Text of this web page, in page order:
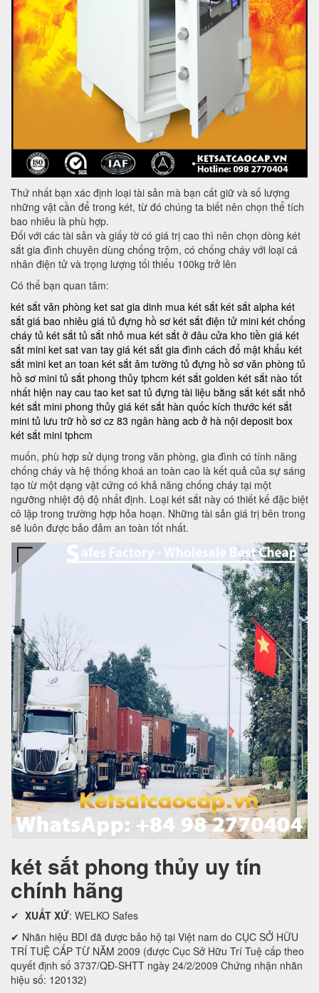
Thứ nhất bạn xác định loại tài sản mà bạn cất giữ và số lượng
những vật cần để trong két, từ đó chúng ta biết nên chọn thể tích
bao nhiêu là phù hợp.
Đối với các tài sản và giấy tờ có giá trị cao thì nên chọn dòng két
sắt gia đình chuyên dùng chống trộm, có chống cháy với loại cá
nhân điện tử và trọng lượng tối thiểu 100kg trở lên
Có thể bạn quan tâm:
két sắt văn phòng ket sat gia dinh mua két sắt két sắt alpha két
sắt giá bao nhiêu giá tủ đựng hồ sơ két sắt điện tử mini két chống
cháy tủ két sắt tủ sắt nhỏ mua két sắt ở đâu cửa kho tiền giá két
sắt mini ket sat van tay giá két sắt gia đình cách đổ mật khẩu két
sắt mini ket an toan két sắt âm tường tủ đựng hồ sơ văn phòng tủ
hồ sơ mini tủ sắt phong thủy tphcm két sắt golden két sắt nào tốt
nhất hiện nay cau tao ket sat tủ đựng tài liệu bằng sắt két sắt nhỏ
két sắt mini phong thủy giá két sắt hàn quốc kích thước két sắt
mini tủ lưu trữ hồ sơ cz 83 ngân hàng acb ở hà nội deposit box
két sắt mini tphcm
muốn, phù hợp sử dụng trong văn phòng, gia đình có tính năng
chống cháy và hệ thống khoá an toàn cao là kết quả của sự sáng
tạo từ một dạng vật cứng có khả năng chống cháy tại một
ngưỡng nhiệt độ độ nhất định. Loại két sắt này có thiết kế đặc biệt
cô lập trong trường hợp hỏa hoạn. Những tài sản giá trị bên trong
sẽ luôn được bảo đảm an toàn tốt nhất.
két sắt phong thủy uy tín
chính hãng
✔ XUẤT XỨ: WELKO Safes
✔ Nhãn hiệu BDI đã được bảo hộ tại Việt nam do CỤC SỞ HỮU
TRÍ TUỆ CẤP TỪ NĂM 2009 (được Cục Sở Hữu Trí Tuệ cấp theo
quyết định số 3737/QĐ-SHTT ngày 24/2/2009 Chứng nhận nhãn
hiệu số: 120132)